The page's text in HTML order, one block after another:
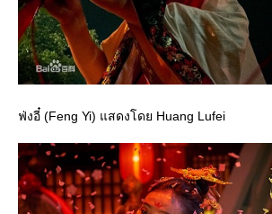
ฟ่งอี๋ (Feng Yi) แสดงโดย Huang Lufei